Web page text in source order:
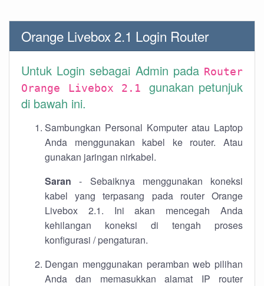
Orange Livebox 2.1 Login Router
Untuk Login sebagai Admin pada Router
Orange Livebox 2.1 gunakan petunjuk
di bawah ini.
Sambungkan Personal Komputer atau Laptop
Anda menggunakan kabel ke router. Atau
gunakan jaringan nirkabel.
Saran - Sebaiknya menggunakan koneksi
kabel yang terpasang pada router Orange
Livebox 2.1. Ini akan mencegah Anda
kehilangan koneksi di tengah proses
konfigurasi / pengaturan.
Dengan menggunakan peramban web pilihan
Anda dan memasukkan alamat IP router